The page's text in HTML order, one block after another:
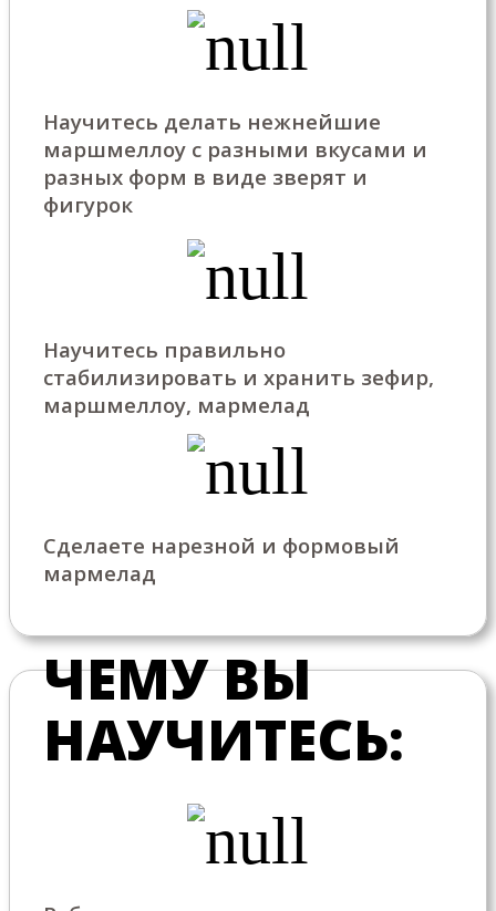
Научитесь делать нежнейшие
маршмеллоу с разными вкусами и
разных форм в виде зверят и
фигурок
Научитесь правильно
стабилизировать и хранить зефир,
маршмеллоу, мармелад
Сделаете нарезной и формовый
мармелад
ЧЕМУ ВЫ
НАУЧИТЕСЬ: